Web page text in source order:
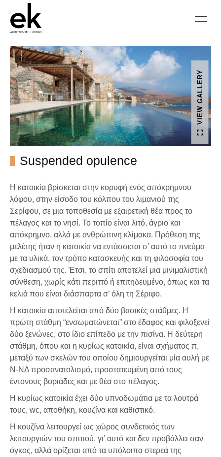
VIEW GALLERY
Suspended opulence
Η κατοικία βρίσκεται στην κορυφή ενός απόκρηµνου
λόφου, στην είσοδο του κόλπου του λιµανιού της
Σερίφου, σε µια τοποθεσία µε εξαιρετική θέα προς το
πέλαγος και το νησί. Το τοπίο είναι λιτό, άγριο και
απόκρημνο, αλλά με ανθρώπινη κλίμακα. Πρόθεση της
μελέτης ήταν η κατοικία να εντάσσεται σ’ αυτό το πνεύμα
με τα υλικά, τον τρόπο κατασκευής και τη φιλοσοφία του
σχεδιασμού της. Έτσι, το σπίτι αποτελεί μια μινιμαλιστική
σύνθεση, χωρίς κάτι περιττό ή επιτηδευμένο, όπως και τα
κελιά που είναι διάσπαρτα σ’ όλη τη Σέριφο.
Η κατοικία αποτελείται από δύο βασικές στάθμες. Η
πρώτη στάθμη “ενσωματώνεται” στο έδαφος και φιλοξενεί
δύο ξενώνες, στο ίδιο επίπεδο με την πισίνα. Η δεύτερη
στάθμη, όπου και η κυρίως κατοικία, είναι σχήματος π,
μεταξύ των σκελών του οποίου δημιουργείται μία αυλή με
Ν-ΝΔ προσανατολισμό, προστατευμένη από τους
έντονους βοριάδες και με θέα στο πέλαγος.
Η κυρίως κατοικία έχει δύο υπνοδωμάτια με τα λουτρά
τους, wc, αποθήκη, κουζίνα και καθιστικό.
Η κουζίνα λειτουργεί ως χώρος συνδετικός των
λειτουργιών του σπιτιού, γι’ αυτό και δεν προβάλλει σαν
όγκος, αλλά ορίζεται από τα υπόλοιπα στερεά της